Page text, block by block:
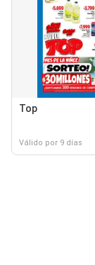
Top
Válido por 9 días